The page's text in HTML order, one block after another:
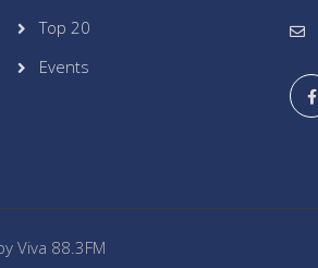
Top 20
Events
Viva 88.3FM